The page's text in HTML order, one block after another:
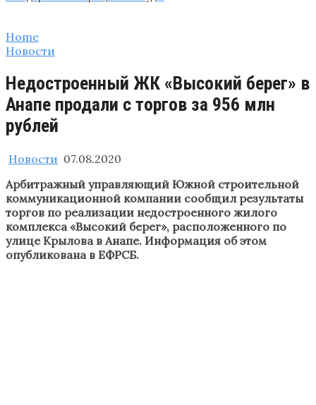
Home
Новости
Недостроенный ЖК «Высокий берег» в
Анапе продали с торгов за 956 млн
рублей
Новости 07.08.2020
Арбитражный управляющий Южной строительной
коммуникационной компании сообщил результаты
торгов по реализации недостроенного жилого
комплекса «Высокий берег», расположенного по
улице Крылова в Анапе. Информация об этом
опубликована в ЕФРСБ.